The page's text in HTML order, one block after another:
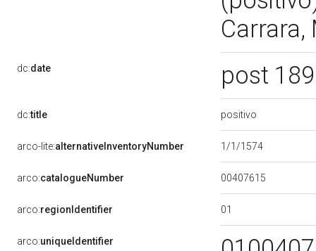
Carrara,
dc:date post
dc:title positivo
arco-lite:alternativeInventoryNumber 1/1/1574
arco:catalogueNumber 00407615
arco:regionIdentifier 01
arco:uniqueIdentifier